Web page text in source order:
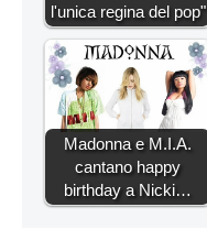
l'unica regina del pop"
Madonna e M.I.A.
cantano happy
birthday a Nicki…